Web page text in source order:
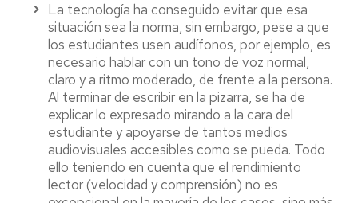
La tecnología ha conseguido evitar que esa
situación sea la norma, sin embargo, pese a que
los estudiantes usen audífonos, por ejemplo, es
necesario hablar con un tono de voz normal,
claro y a ritmo moderado, de frente a la persona.
Al terminar de escribir en la pizarra, se ha de
explicar lo expresado mirando a la cara del
estudiante y apoyarse de tantos medios
audiovisuales accesibles como se pueda. Todo
ello teniendo en cuenta que el rendimiento
lector (velocidad y comprensión) no es